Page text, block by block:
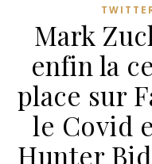
Mark
enfin la
place sur
le Covid
Hunter